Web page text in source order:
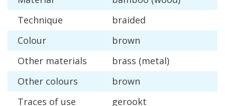
Technique
braided
Colour
brown
Other materials brass (metal)
Other colours
brown
Traces of use gerookt